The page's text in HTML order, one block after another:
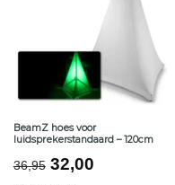
BeamZ hoes voor
luidsprekerstandaard – 120cm
36,95 Oorspronkelijke
32,00Huidige